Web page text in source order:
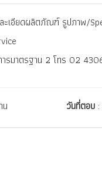
ละเอียดผลิตภัณฑ์ รูปภาพ/
รมาตรฐาน 2 โทร 02
วันที่ตอบ